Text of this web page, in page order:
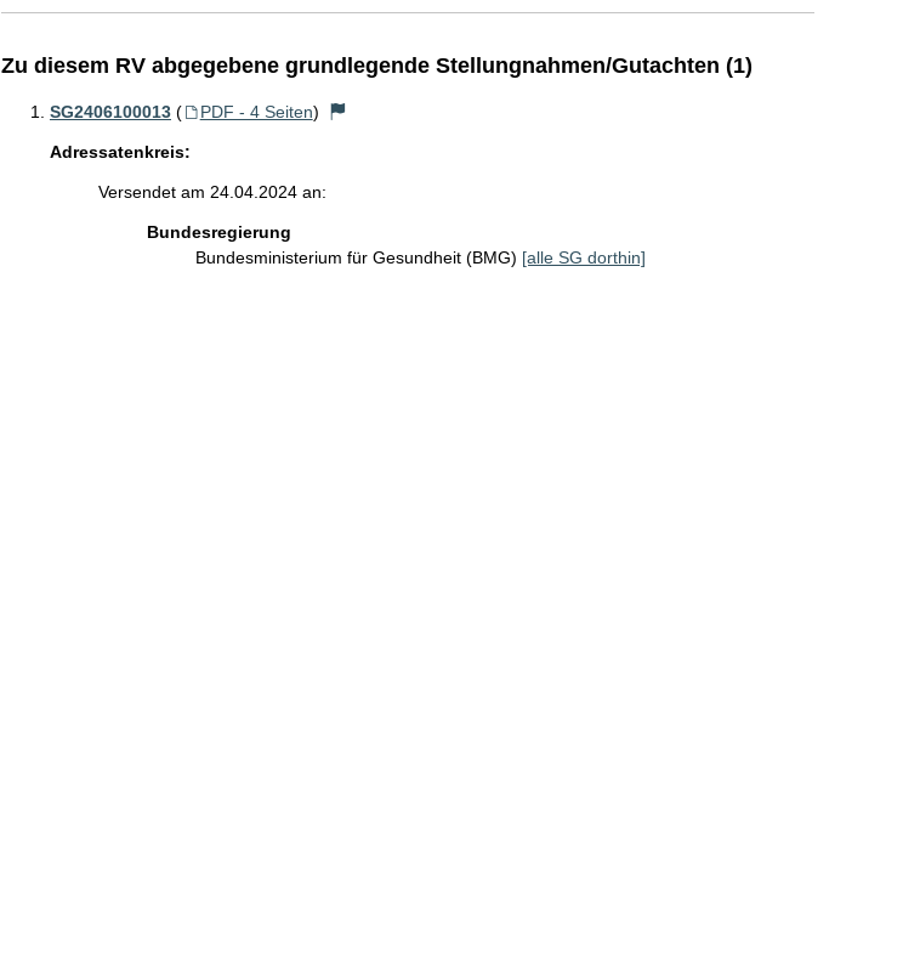
Zu diesem RV abgegebene grundlegende Stellungnahmen/Gutachten (1)
SG2406100013 ( PDF - 4 Seiten)
Adressatenkreis:
Versendet am 24.04.2024 an:
Bundesregierung
Bundesministerium für Gesundheit (BMG) [alle SG dorthin]